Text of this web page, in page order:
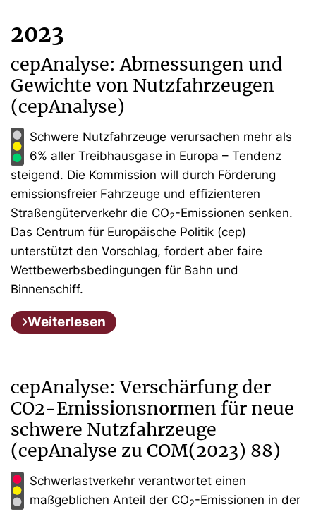
2023
cepAnalyse: Abmessungen und
Gewichte von Nutzfahrzeugen
(cepAnalyse)
Schwere Nutzfahrzeuge verursachen mehr als
6% aller Treibhausgase in Europa – Tendenz
steigend. Die Kommission will durch Förderung
emissionsfreier Fahrzeuge und effizienteren
Straßengüterverkehr die CO2-Emissionen senken.
Das Centrum für Europäische Politik (cep)
unterstützt den Vorschlag, fordert aber faire
Wettbewerbsbedingungen für Bahn und
Binnenschiff.
Weiterlesen
cepAnalyse: Verschärfung der
CO2-Emissionsnormen für neue
schwere Nutzfahrzeuge
(cepAnalyse zu COM(2023) 88)
Schwerlastverkehr verantwortet einen
maßgeblichen Anteil der CO2-Emissionen in der